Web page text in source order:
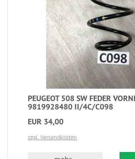
PEUGEOT 508 SW FEDER
9819928480 II/4C/C098
EUR 34,00
zzgl. Versandkosten